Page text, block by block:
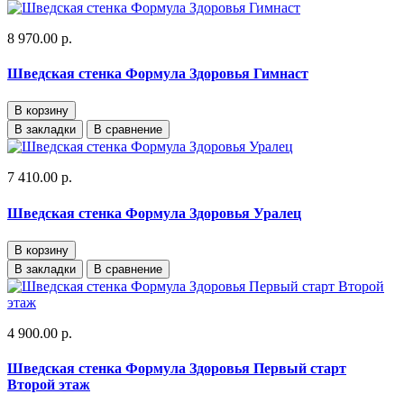
8 970.00 р.
Шведская стенка Формула Здоровья Гимнаст
В корзину
В закладки
В сравнение
7 410.00 р.
Шведская стенка Формула Здоровья Уралец
В корзину
В закладки
В сравнение
4 900.00 р.
Шведская стенка Формула Здоровья Первый старт
Второй этаж